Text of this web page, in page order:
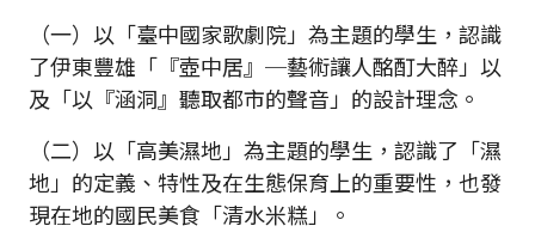
（一）以「臺中國家歌劇院」為主題的學生，認識
了伊東豐雄「『壺中居』─藝術讓人酩酊大醉」以
及「以『涵洞』聽取都市的聲音」的設計理念。
（二）以「高美濕地」為主題的學生，認識了「濕
地」的定義、特性及在生態保育上的重要性，也發
現在地的國民美食「清水米糕」。